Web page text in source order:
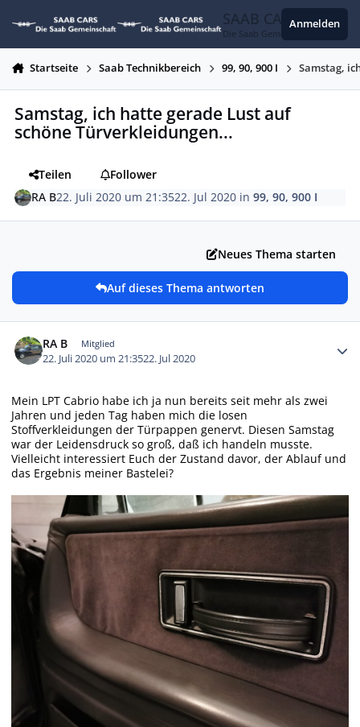
SAAB CARS
Die Saab Gemeinschaft
Anmelden
Startseite Saab Technikbereich 99, 90, 900 I Samstag,
Samstag, ich hatte gerade Lust auf
schöne Türverkleidungen...
Teilen
Follower
RA B22. Juli 2020 um 21:3522. Jul 2020 in99, 90, 900 I
Neues Thema starten
Auf dieses Thema antworten
RA B Mitglied
22. Juli 2020 um 21:3522. Jul 2020
Mein LPT Cabrio habe ich ja nun bereits seit mehr als zwei
Jahren und jeden Tag haben mich die losen
Stoffverkleidungen der Türpappen genervt. Diesen Samstag
war der Leidensdruck so groß, daß ich handeln musste.
Vielleicht interessiert Euch der Zustand davor, der Ablauf und
das Ergebnis meiner Bastelei?